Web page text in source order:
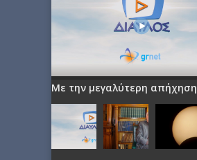
Με την μεγαλύτερη απήχηση